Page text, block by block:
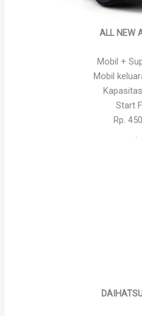
ALL NEW
Mobil +
Mobil
Start
Rp.
.